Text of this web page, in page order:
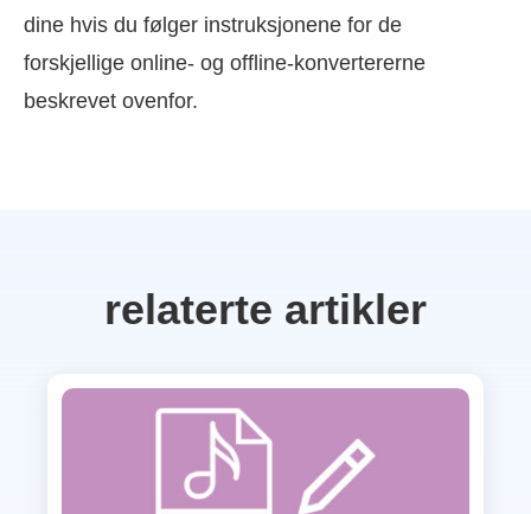
dine hvis du følger instruksjonene for de
forskjellige online- og offline-konvertererne
beskrevet ovenfor.
relaterte artikler